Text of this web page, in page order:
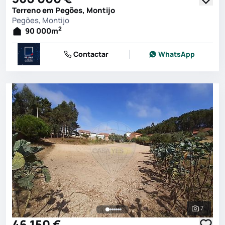
Terreno em Pegões, Montijo
Pegões, Montijo
90 000m2
Contactar WhatsApp
Ver
7